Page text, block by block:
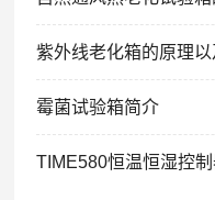
紫外线老化箱的原理
霉菌试验箱简介
TIME580恒温恒湿控